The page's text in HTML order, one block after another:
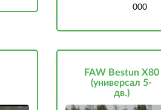
000
FAW Bestun X80
(универсал 5-
дв.)